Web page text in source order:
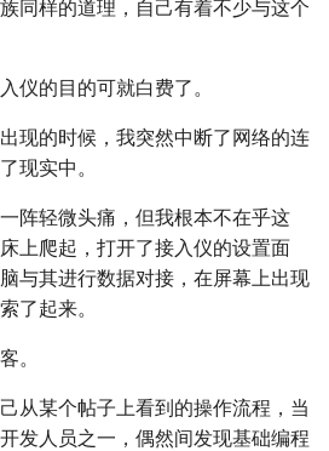
同样的道理，自己有着不少与这个
仪的目的可就白费了。
现的时候，我突然中断了网络的连
现实中。
阵轻微头痛，但我根本不在乎这
上爬起，打开了接入仪的设置面
与其进行数据对接，在屏幕上出现
了起来。
。
从某个帖子上看到的操作流程，当
发人员之一，偶然间发现基础编程